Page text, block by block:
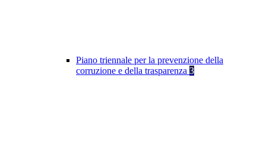
Piano triennale per la prevenzione della
corruzione e della trasparenza 3